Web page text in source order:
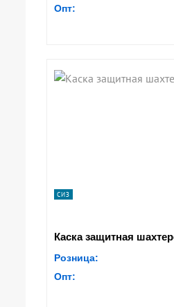
Опт:
СИЗ
Каска защитная
Розница:
Опт: